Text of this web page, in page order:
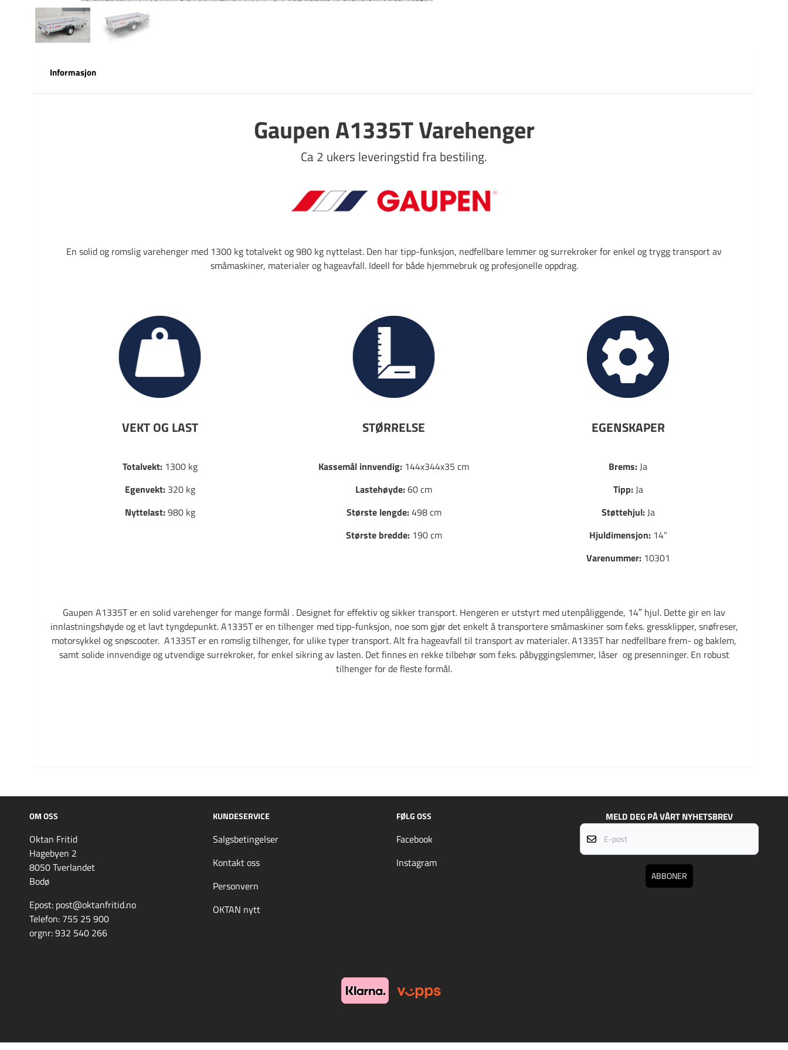
Informasjon
Gaupen A1335T Varehenger
Ca 2 ukers leveringstid fra bestiling.
En solid og romslig varehenger med 1300 kg totalvekt og 980 kg nyttelast. Den har tipp-funksjon, nedfellbare lemmer og surrekroker for enkel og trygg transport av
småmaskiner, materialer og hageavfall. Ideell for både hjemmebruk og profesjonelle oppdrag.
VEKT OG LAST
Totalvekt: 1300 kg
Egenvekt: 320 kg
Nyttelast:980 kg
STØRRELSE
Kassemål innvendig: 144x344x35 cm
Lastehøyde:60 cm
Største lengde:498 cm
Største bredde: 190 cm
EGENSKAPER
Brems:Ja
Tipp:Ja
Støttehjul:Ja
Hjuldimensjon: 14"
Varenummer: 10301
Gaupen A1335T er en solid varehenger for mange formål . Designet for effektiv og sikker transport. Hengeren er utstyrt med utenpåliggende, 14″ hjul. Dette gir en lav
innlastningshøyde og et lavt tyngdepunkt. A1335T er en tilhenger med tipp-funksjon, noe som gjør det enkelt å transportere småmaskiner som f.eks. gressklipper, snøfreser,
motorsykkel og snøscooter. A1335T er en romslig tilhenger, for ulike typer transport. Alt fra hageavfall til transport av materialer. A1335T har nedfellbare frem- og baklem,
samt solide innvendige og utvendige surrekroker, for enkel sikring av lasten. Det finnes en rekke tilbehør som f.eks. påbyggingslemmer, låser og presenninger. En robust
tilhenger for de fleste formål.
OM OSS
Oktan Fritid
Hagebyen 2
8050 Tverlandet
Bodø
Epost: post@oktanfritid.no
Telefon: 755 25 900
orgnr: 932 540 266
KUNDESERVICE
Salgsbetingelser
Kontakt oss
Personvern
OKTAN nytt
FØLG OSS
Facebook
Instagram
MELD DEG PÅ VÅRT NYHETSBREV
E-post
ABBONER